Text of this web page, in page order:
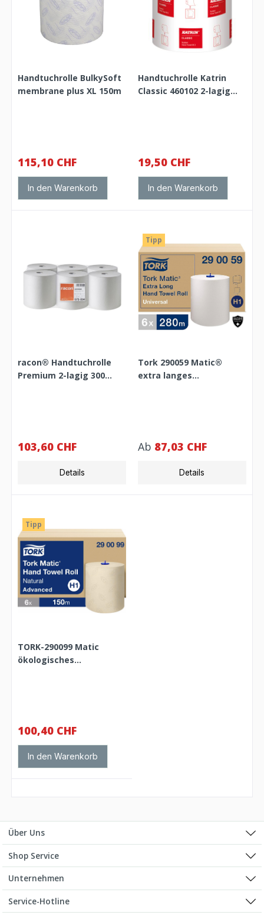
Handtuchrolle BulkySoft
membrane plus XL 150m
115,10 CHF
In den Warenkorb
Handtuchrolle Katrin
Classic 460102 2-lagig
19,50 CHF
In den Warenkorb
racon® Handtuchrolle
Premium 2-lagig 300
103,60 CHF
Details
Tipp
Tork 290059 Matic®
extra langes
Ab 87,03 CHF
Details
Tipp
TORK-290099 Matic
ökologisches
100,40 CHF
In den Warenkorb
Über Uns
Shop Service
Unternehmen
Service-Hotline